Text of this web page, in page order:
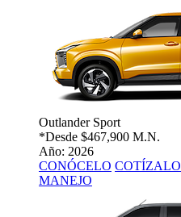
Outlander Sport
*Desde $467,900 M.N.
Año: 2026
CONÓCELO COTÍZALO
MANEJO